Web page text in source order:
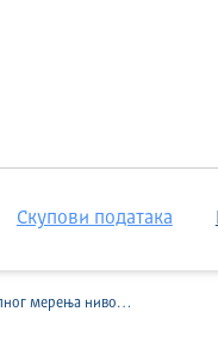
Скупови података
поља на локацијама од интереса